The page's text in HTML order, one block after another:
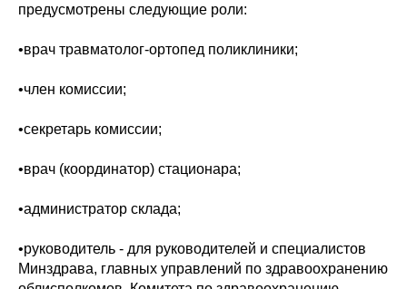
предусмотрены следующие роли:
•врач травматолог-ортопед поликлиники;
•член комиссии;
•секретарь комиссии;
•врач (координатор) стационара;
•администратор склада;
•руководитель - для руководителей и специалистов
Минздрава, главных управлений по здравоохранению